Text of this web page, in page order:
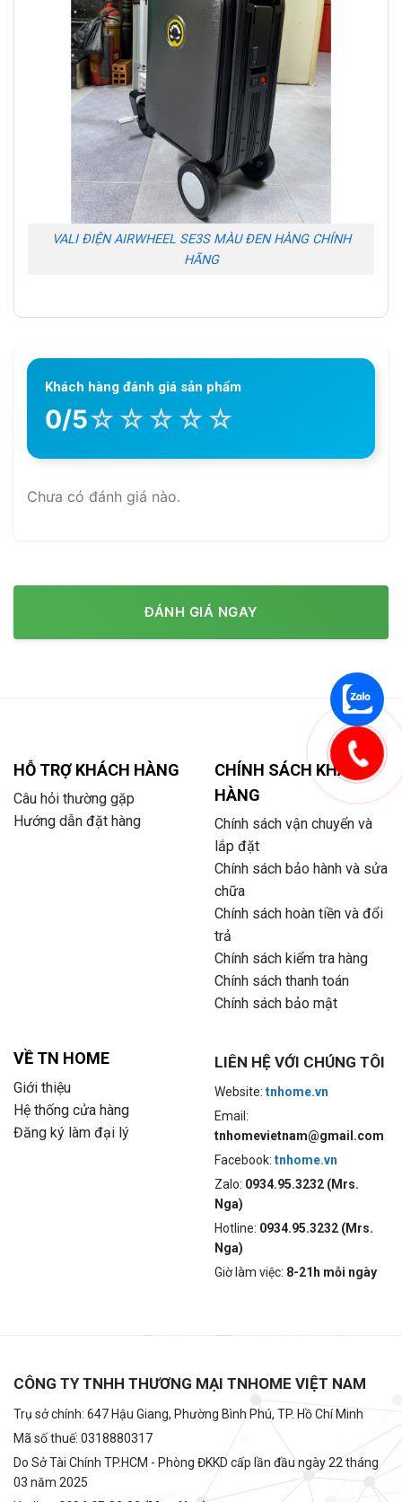
VALI ĐIỆN AIRWHEEL SE3S MÀU ĐEN HÀNG CHÍNH
HÃNG
Khách hàng đánh giá sản phẩm
0/5☆ ☆ ☆ ☆ ☆
Chưa có đánh giá nào.
ĐÁNH GIÁ NGAY
HỖ TRỢ KHÁCH HÀNG
Câu hỏi thường gặp
Hướng dẫn đặt hàng
CHÍNH SÁCH KHÁCH
HÀNG
Chính sách vận chuyển và
lắp đặt
Chính sách bảo hành và sửa
chữa
Chính sách hoàn tiền và đổi
trả
Chính sách kiểm tra hàng
Chính sách thanh toán
Chính sách bảo mật
VỀ TN HOME
Giới thiệu
Hệ thống cửa hàng
Đăng ký làm đại lý
LIÊN HỆ VỚI CHÚNG TÔI
Website: tnhome.vn
Email:
tnhomevietnam@gmail.com
Facebook: tnhome.vn
Zalo: 0934.95.3232 (Mrs.
Nga)
Hotline: 0934.95.3232 (Mrs.
Nga)
Giờ làm việc: 8-21h mỗi ngày
CÔNG TY TNHH THƯƠNG MẠI TNHOME VIỆT NAM
Trụ sở chính: 647 Hậu Giang, Phường Bình Phú, TP. Hồ Chí Minh
Mã số thuế: 0318880317
Do Sở Tài Chính TP.HCM - Phòng ĐKKD cấp lần đầu ngày 22 tháng
03 năm 2025